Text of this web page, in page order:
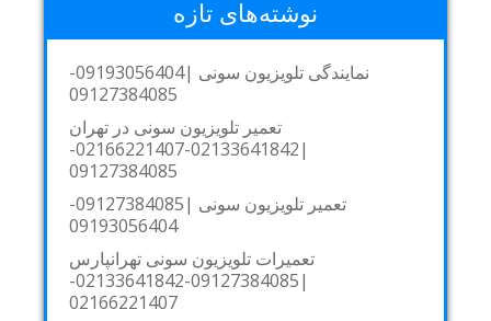
نوشته‌های تازه
نمایندگی تلویزیون سونی |09193056404-
09127384085
تعمیر تلویزیون سونی در تهران
|02133641842-02166221407-
09127384085
تعمیر تلویزیون سونی |09127384085-
09193056404
تعمیرات تلویزیون سونی تهرانپارس
|09127384085-02133641842-
02166221407